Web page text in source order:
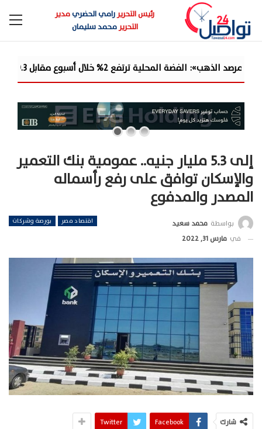
رئيس التحريررامي الحضريمدير
التحريرمحمد سليمان
والدولار يمتص جزءًا من مكاسب ا...
إلى 5.3 مليار جنيه.. عمومية بنك التعمير
والإسكان توافق على رفع رأسماله
المصدر والمدفوع
اقتصاد مصر بورصة وشركات بواسطة محمد سعيد
في مارس 31, 2022
شارك Facebook
Twitter